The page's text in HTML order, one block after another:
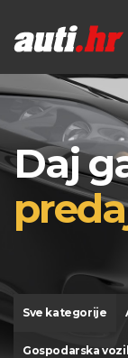
Daj
Sve kategorije
Gospodarska